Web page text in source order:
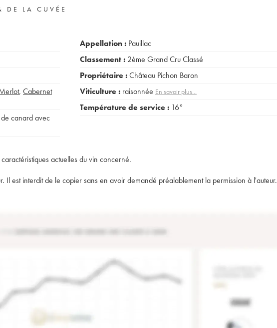
DE LA CUVÉE
, Cabernet
canard avec
Appellation : Pauillac
Classement : 2ème Grand Cru Classé
Propriétaire :Château Pichon Baron
Viticulture : raisonnée En savoir plus...
Température de service : 16°
actuelles du vin concerné.
Il est interdit de le copier sans en avoir demandé préalablement la permission à l'auteur.